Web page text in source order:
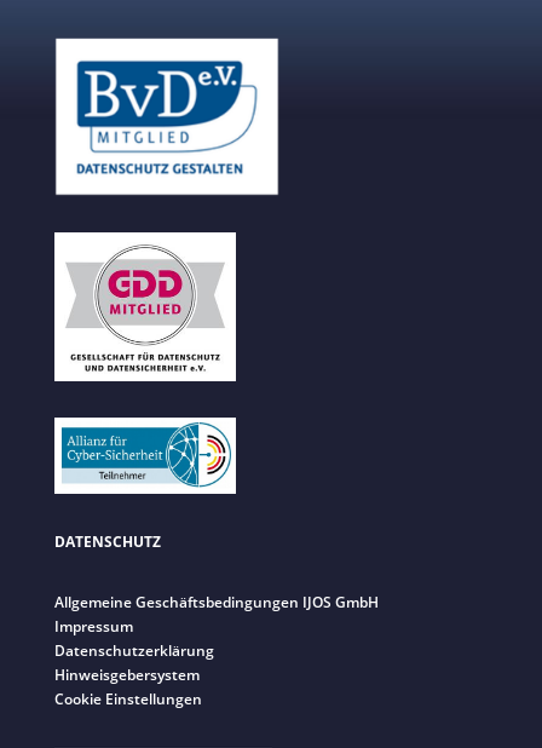
DATENSCHUTZ
Allgemeine Geschäftsbedingungen IJOS GmbH
Impressum
Datenschutzerklärung
Hinweisgebersystem
Cookie Einstellungen